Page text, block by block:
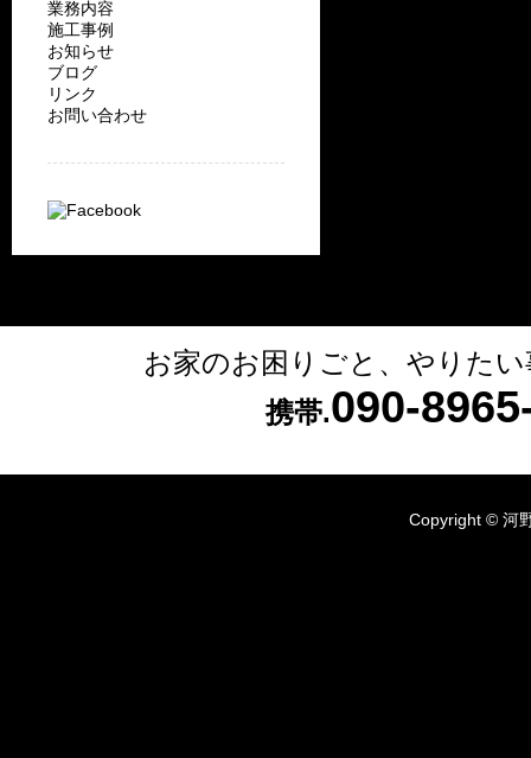
業務内容
施工事例
お知らせ
ブログ
リンク
お問い合わせ
お家のお困りごと、やりた
携帯.090-
Copyright © 河